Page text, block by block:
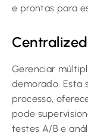
e prontas para
Gerenciar
demorado. Esta
processo,
pode
testes A/B e